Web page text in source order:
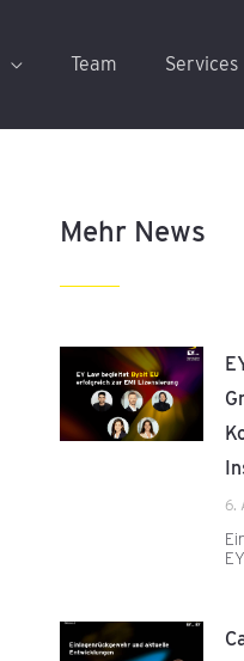
Team Services
Mehr News
6.